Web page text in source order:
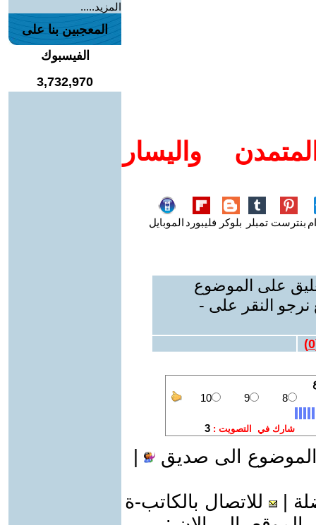
واليسار
بنترست تمبلر بلوكر فليبورد الموبايل
على الموضوع
نرجو النقر على -
0
)
الى صديق
للاتصال بالكاتب-ة
المزيد.....
المعجبين بنا على
الفيسبوك
3,732,970